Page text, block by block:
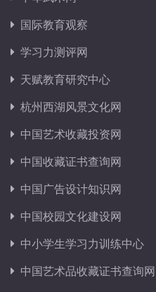
国际教育观察
学习力测评网
天赋教育研究中心
杭州西湖风景文化网
中国艺术收藏投资网
中国收藏证书查询网
中国广告设计知识网
中国校园文化建设网
中小学生学习力训练中心
中国艺术品收藏证书查询网